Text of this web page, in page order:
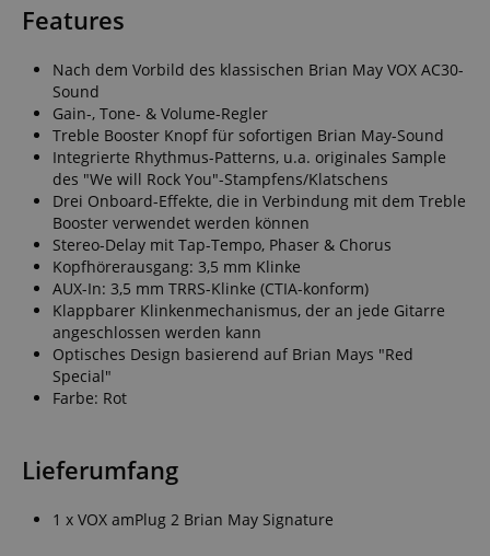
Features
Nach dem Vorbild des klassischen Brian May VOX AC30-
Sound
Gain-, Tone- & Volume-Regler
Treble Booster Knopf für sofortigen Brian May-Sound
Integrierte Rhythmus-Patterns, u.a. originales Sample
des "We will Rock You"-Stampfens/Klatschens
Drei Onboard-Effekte, die in Verbindung mit dem Treble
Booster verwendet werden können
Stereo-Delay mit Tap-Tempo, Phaser & Chorus
Kopfhörerausgang: 3,5 mm Klinke
AUX-In: 3,5 mm TRRS-Klinke (CTIA-konform)
Klappbarer Klinkenmechanismus, der an jede Gitarre
angeschlossen werden kann
Optisches Design basierend auf Brian Mays "Red
Special"
Farbe: Rot
Lieferumfang
1 x VOX amPlug 2 Brian May Signature